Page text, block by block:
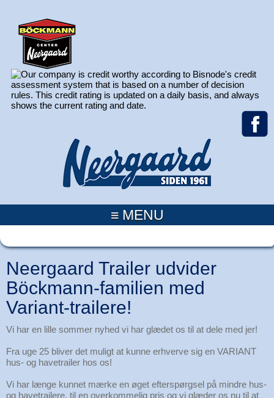
≡ MENU
Neergaard Trailer udvider
Böckmann-familien med
Variant-trailere!
Vi har en lille sommer nyhed vi har glædet os til at dele med jer!
Fra uge 25 bliver det muligt at kunne erhverve sig en VARIANT
hus- og havetrailer hos os!
Vi har længe kunnet mærke en øget efterspørgsel på mindre hus-
og havetrailere, til en overkommelig pris og vi glæder os nu til at